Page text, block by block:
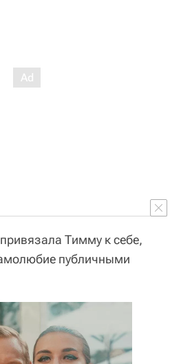
Тимму к себе,
публичными